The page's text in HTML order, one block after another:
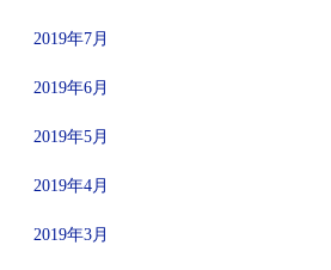
2019年7月
2019年6月
2019年5月
2019年4月
2019年3月